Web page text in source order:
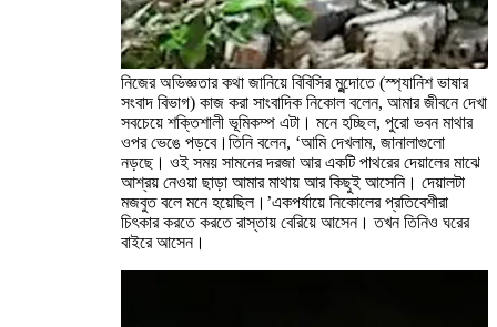
নিজের অভিজ্ঞতার কথা জানিয়ে বিবিসির মুন্দোতে (স্প্যানিশ ভাষার
সংবাদ বিভাগ) কাজ করা সাংবাদিক নিকোল বলেন, আমার জীবনে দেখা
সবচেয়ে শক্তিশালী ভূমিকম্প এটা। মনে হচ্ছিল, পুরো ভবন মাথার
ওপর ভেঙে পড়বে।তিনি বলেন, ‘আমি দেখলাম, জানালাগুলো
নড়ছে। ওই সময় সামনের দরজা আর একটি পাথরের দেয়ালের মাঝে
আশ্রয় নেওয়া ছাড়া আমার মাথায় আর কিছুই আসেনি। দেয়ালটা
মজবুত বলে মনে হয়েছিল।’একপর্যায়ে নিকোলের প্রতিবেশীরা
চিৎকার করতে করতে রাস্তায় বেরিয়ে আসেন। তখন তিনিও ঘরের
বাইরে আসেন।